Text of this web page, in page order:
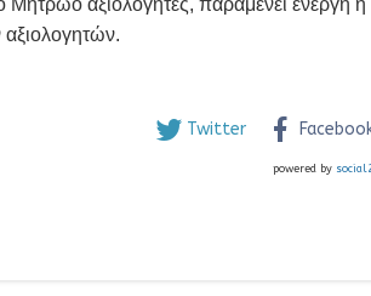
Μητρώο αξιολογητές, παραμένει ενεργή
Twitter
powered by